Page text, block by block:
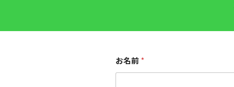
お名前 *